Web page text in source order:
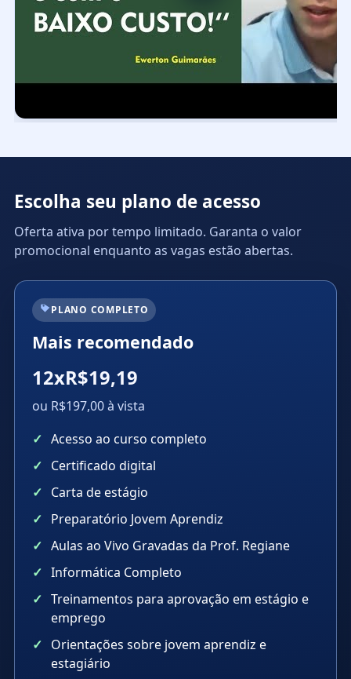
Escolha seu plano de acesso
Oferta ativa por tempo limitado. Garanta o valor
promocional enquanto as vagas estão abertas.
PLANO COMPLETO
Mais recomendado
12xR$19,19
ou R$197,00 à vista
Acesso ao curso completo
Certificado digital
Carta de estágio
Preparatório Jovem Aprendiz
Aulas ao Vivo Gravadas da Prof. Regiane
Informática Completo
Treinamentos para aprovação em estágio e
emprego
Orientações sobre jovem aprendiz e
estagiário